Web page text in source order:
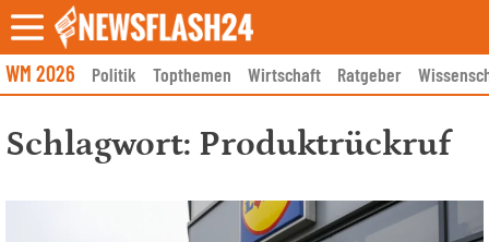
Skip
to
content
WM 2026 Politik Topthemen Wirtschaft Ratgeber
Schlagwort: Produktrückruf